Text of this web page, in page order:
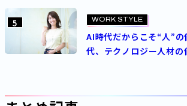
5 WORK STYLE
AI時代だからこそ“人”
代、テクノロジー人材の